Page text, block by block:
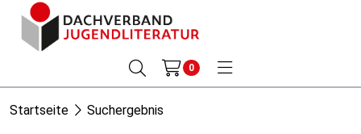
0
Startseite Suchergebnis